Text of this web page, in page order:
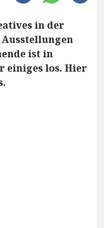
in der
ist in
einiges los. Hier